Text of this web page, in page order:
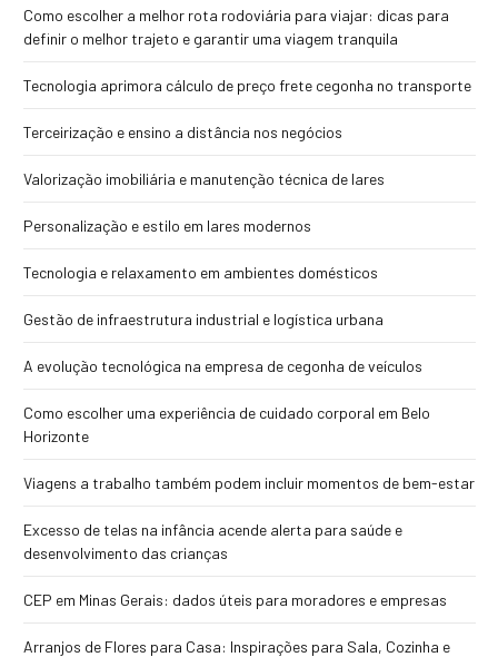
Como escolher a melhor rota rodoviária para viajar: dicas para
definir o melhor trajeto e garantir uma viagem tranquila
Tecnologia aprimora cálculo de preço frete cegonha no transporte
Terceirização e ensino a distância nos negócios
Valorização imobiliária e manutenção técnica de lares
Personalização e estilo em lares modernos
Tecnologia e relaxamento em ambientes domésticos
Gestão de infraestrutura industrial e logística urbana
A evolução tecnológica na empresa de cegonha de veículos
Como escolher uma experiência de cuidado corporal em Belo
Horizonte
Viagens a trabalho também podem incluir momentos de bem-estar
Excesso de telas na infância acende alerta para saúde e
desenvolvimento das crianças
CEP em Minas Gerais: dados úteis para moradores e empresas
Arranjos de Flores para Casa: Inspirações para Sala, Cozinha e